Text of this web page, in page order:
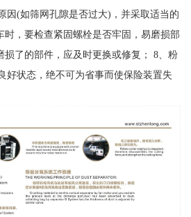
因(如筛网孔隙是否过大)，并采取适当的
时，要检查紧固螺栓是否牢固，易磨损部
损了的部件，应及时更换或修复； 8、粉
好状态，绝不可为省事而使保险装置失